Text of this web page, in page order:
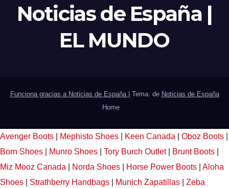
Noticias de España |
EL MUNDO
Funciona gracias a Noticias de España Tema: de Noticias de España
Home
Avenger Boots Mephisto Shoes Keen Canada Oboz Boots
Born Shoes
Munro Shoes Tory Burch Outlet Brunt Boots
Miz Mooz Canada
Norda Shoes Horse Power Boots
Aloha
Shoes
Strathberry Handbags Munich Zapatillas Zeba